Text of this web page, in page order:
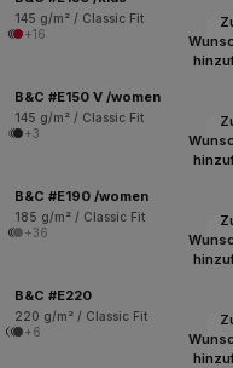
145 g/m² / Classic Fit
+16
B&C #E150 V /women
145 g/m² / Classic Fit
+3
B&C #E190 /women
185 g/m² / Classic Fit
+36
B&C #E220
220 g/m² / Classic Fit
+6